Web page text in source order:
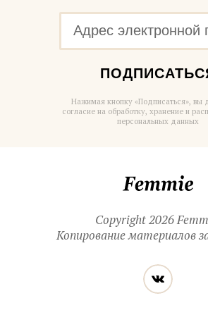
Нажимая кнопку «Подписаться», вы
согласие на обработку, хранение и
персональных данных
Copyright 2026
Копирование материалов
Читайте
нас
в